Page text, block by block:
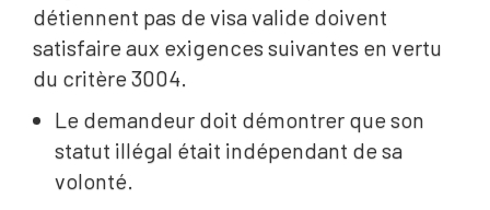
détiennent pas de visa valide doivent
satisfaire aux exigences suivantes en vertu
du critère 3004.
Le demandeur doit démontrer que son
statut illégal était indépendant de sa
volonté.